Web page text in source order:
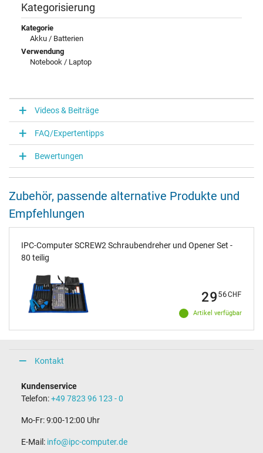
Kategorisierung
Kategorie
Akku / Batterien
Verwendung
Notebook / Laptop
Videos & Beiträge
FAQ/Expertentipps
Bewertungen
Zubehör, passende alternative Produkte und
Empfehlungen
IPC-Computer SCREW2 Schraubendreher und Opener Set -
80 teilig
Artikel verfügbar
2956CHF
Kontakt
Kundenservice
Telefon:+49 7823 96 123 - 0
Mo-Fr: 9:00-12:00 Uhr
E-Mail: info@ipc-computer.de